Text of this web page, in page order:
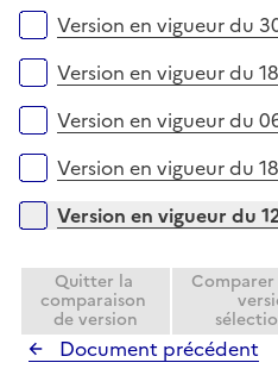
Version en vigueur du
Version en vigueur du
Version en vigueur du
Version en vigueur du
Version en vigueur du
Quitter la
comparaison
de version
Comparer
Document précédent